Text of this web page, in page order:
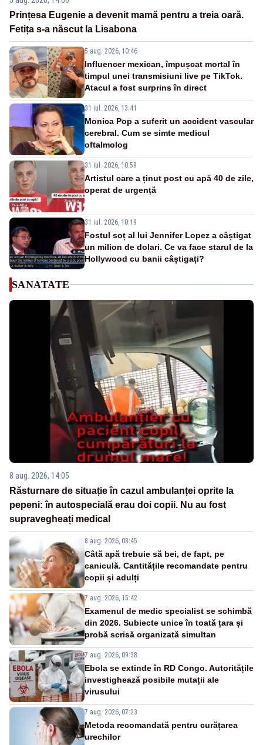
Prințesa Eugenie a devenit mamă pentru a treia oară.
Fetița s-a născut la Lisabona
5 aug. 2026, 10:46
Influencer mexican, împușcat mortal în
timpul unei transmisiuni live pe TikTok.
Atacul a fost surprins în direct
31 iul. 2026, 13:41
Monica Pop a suferit un accident vascular
cerebral. Cum se simte medicul
oftalmolog
31 iul. 2026, 10:59
Artistul care a ținut post cu apă 40 de zile,
operat de urgență
31 iul. 2026, 10:19
Fostul soț al lui Jennifer Lopez a câștigat
un milion de dolari. Ce va face starul de la
Hollywood cu banii câștigați?
SANATATE
8 aug. 2026, 14:05
Răsturnare de situație în cazul ambulanței oprite la
pepeni: în autospecială erau doi copii. Nu au fost
supravegheați medical
8 aug. 2026, 08:45
Câtă apă trebuie să bei, de fapt, pe
caniculă. Cantitățile recomandate pentru
copii și adulți
7 aug. 2026, 15:42
Examenul de medic specialist se schimbă
din 2026. Subiecte unice în toată țara și
probă scrisă organizată simultan
7 aug. 2026, 09:38
Ebola se extinde în RD Congo. Autoritățile
investighează posibile mutații ale
virusului
7 aug. 2026, 07:23
Metoda recomandată pentru curățarea
urechilor